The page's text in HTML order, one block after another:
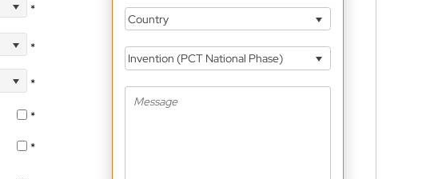
*
*
*
*
*
Country
Invention (PCT National Phase)